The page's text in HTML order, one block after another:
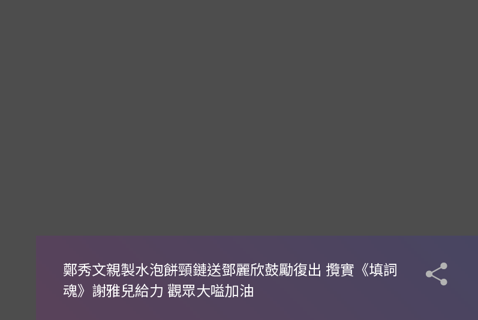
鄭秀文親製水泡餅頸鏈送鄧麗欣鼓勵復出 攬實《填詞
魂》謝雅兒給力 觀眾大嗌加油